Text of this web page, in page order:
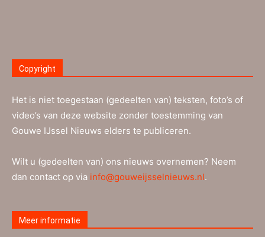
Copyright
Het is niet toegestaan (gedeelten van) teksten, foto’s of
video’s van deze website zonder toestemming van
Gouwe IJssel Nieuws elders te publiceren.
Wilt u (gedeelten van) ons nieuws overnemen? Neem
dan contact op via info@gouweijsselnieuws.nl.
Meer informatie